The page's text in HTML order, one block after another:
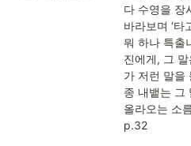
다 수영을 장
바라보며 ‘타
뭐 하나 특출
진에게, 그
가 저런 말을
종 내뱉는 그
올라오는 소
p.32